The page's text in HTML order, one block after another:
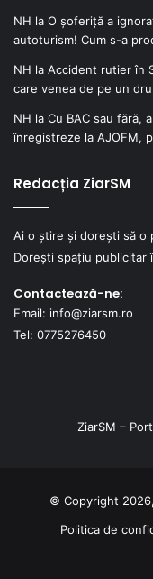
NH la O șoferiță a
autoturism! Cum s-a
NH la Accident rutier în
care venea de pe un
NH la Cu BAC sau fără,
înregistreze la AJOFM,
Redacția ZiarSM
Ai o știre și dorești să o
Dorești spațiu publicitar
Contactează-ne:
Email: info@ziarsm.ro
Tel: 0775276450
ZiarSM –
© Copyright
Politica de